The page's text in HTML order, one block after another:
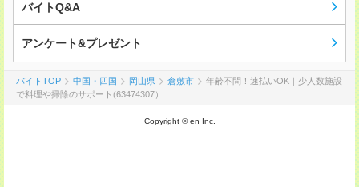
バイトQ&A
アンケート&プレゼント
バイトTOP 中国・四国 岡山県 倉敷市
年齢不問！速払いOK｜少人数施設
で料理や掃除のサポート(63474307）
Copyright © en Inc.